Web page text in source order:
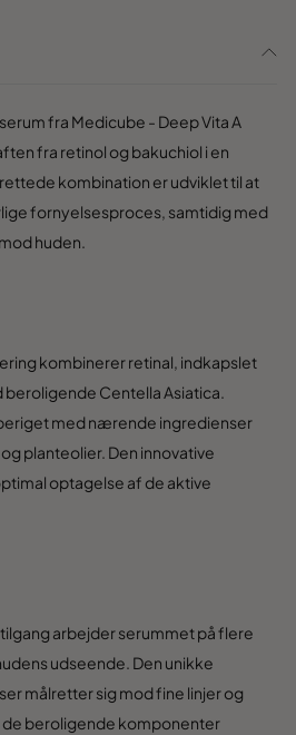
fra Medicube - Deep Vita A
fra retinol og bakuchiol i en
kombination er udviklet til at
fornyelsesproces, samtidig med
huden.
kombinerer retinal, indkapslet
beroligende Centella Asiatica.
med nærende ingredienser
planteolier. Den innovative
optagelse af de aktive
arbejder serummet på flere
udseende. Den unikke
målretter sig mod fine linjer og
beroligende komponenter